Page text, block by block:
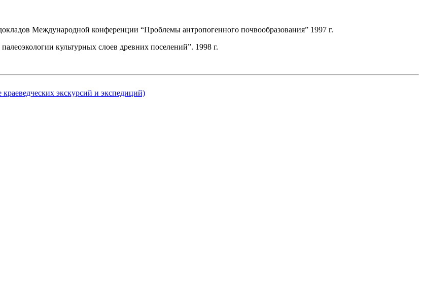
Международной конференции “Проблемы антропогенного почвообразования” 1997 г.
культурных слоев древних поселений”. 1998 г.
экскурсий и экспедиций)